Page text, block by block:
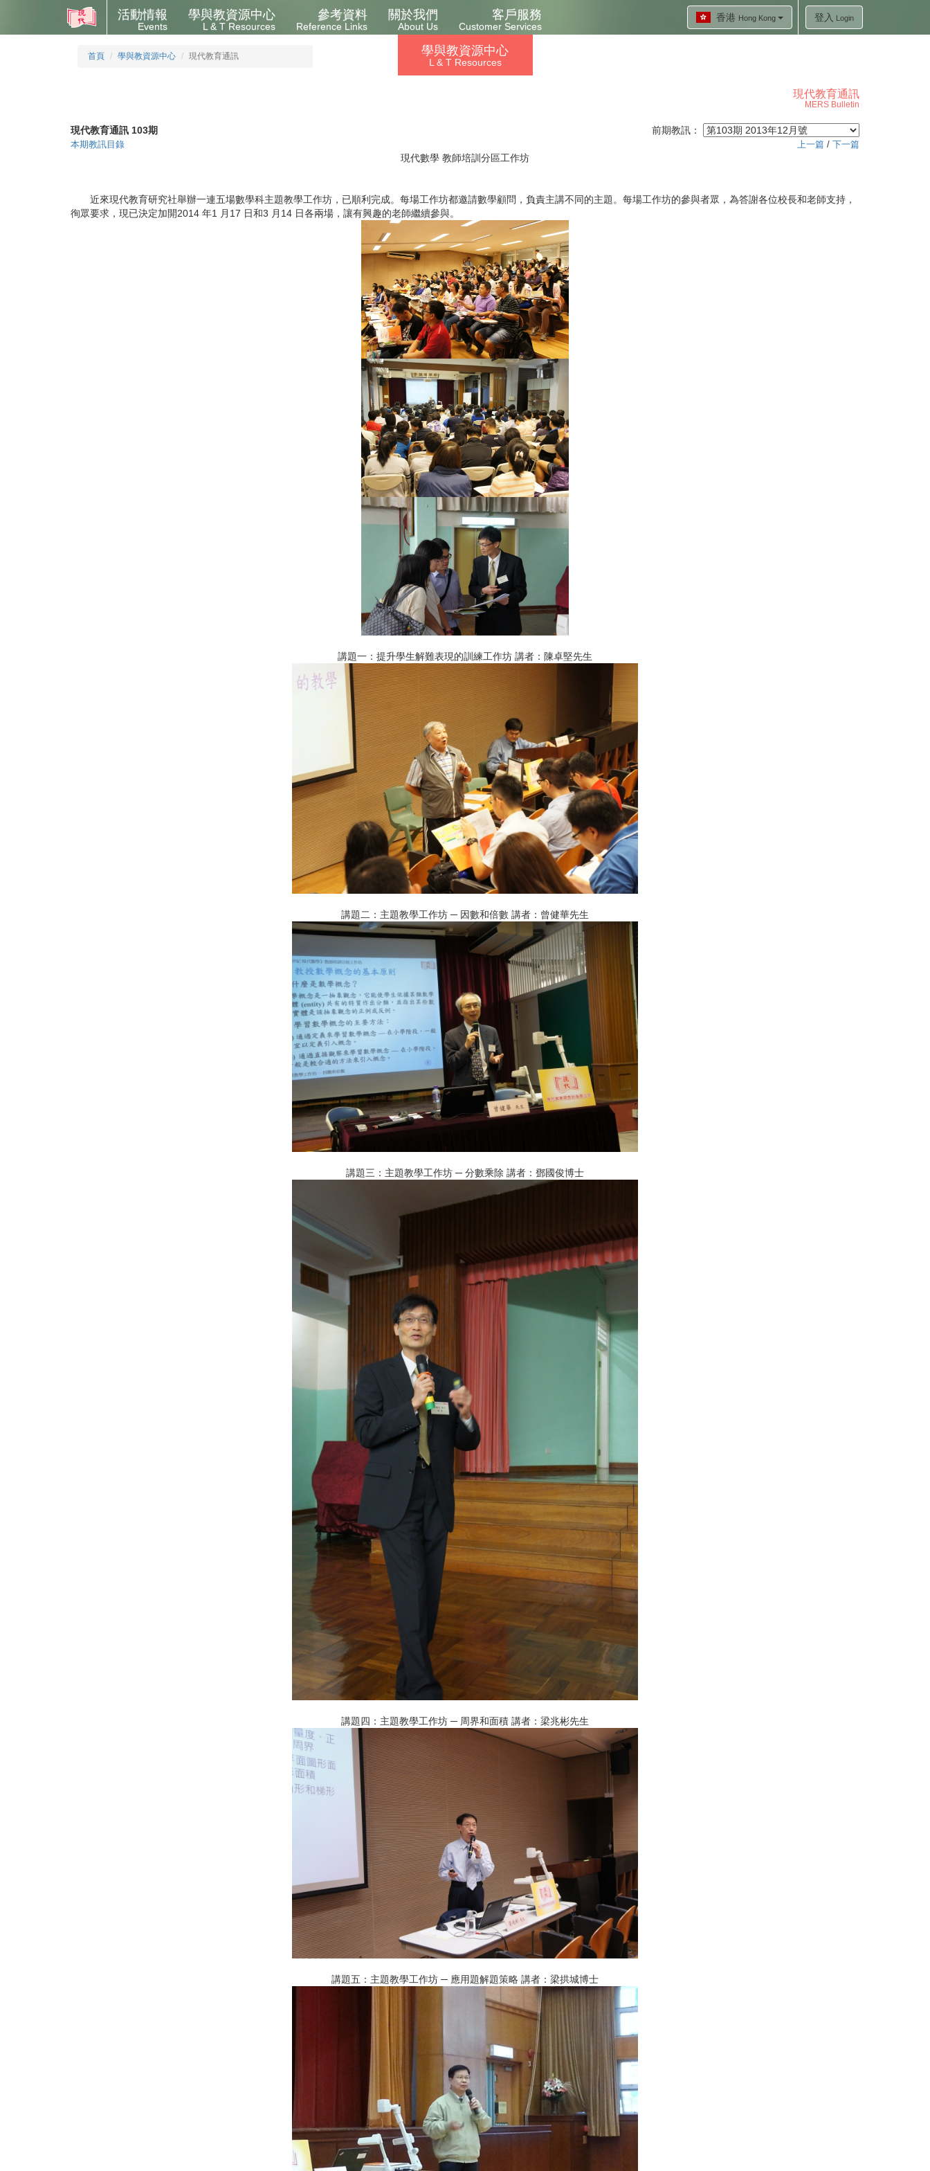
香港 Hong Kong 登入 Login
活動情報
Events
學與教資源中心
L & T Resources
參考資料
Reference Links
關於我們
About Us
客戶服務
Customer Services
首頁 學與教資源中心 現代教育通訊 學與教資源中心
L & T Resources
現代教育通訊
MERS Bulletin
現代教育通訊 103期 前期教訊：
本期教訊目錄 上一篇 / 下一篇
現代數學 教師培訓分區工作坊
近來現代教育研究社舉辦一連五場數學科主題教學工作坊，已順利完成。每場工作坊都邀請數學顧問，負責主講不同的主題。每場工作坊的參與者眾，為答謝各位校長和老師支持，
徇眾要求，現已決定加開2014 年1 月17 日和3 月14 日各兩場，讓有興趣的老師繼續參與。
講題一：提升學生解難表現的訓練工作坊 講者：陳卓堅先生
講題二：主題教學工作坊 ─ 因數和倍數 講者：曾健華先生
講題三：主題教學工作坊 ─ 分數乘除 講者：鄧國俊博士
講題四：主題教學工作坊 ─ 周界和面積 講者：梁兆彬先生
講題五：主題教學工作坊 ─ 應用題解題策略 講者：梁拱城博士